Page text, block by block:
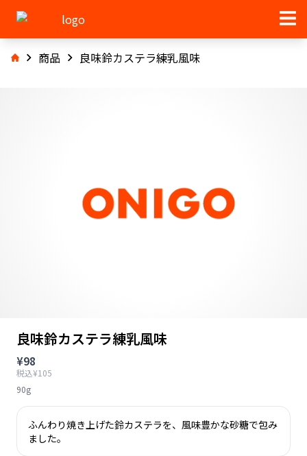
商品 良味鈴カステラ練乳風味
良味鈴カステラ練乳風味
¥98
税込¥105
90g
ふんわり焼き上げた鈴カステラを、風味豊かな砂糖で包み
ました。